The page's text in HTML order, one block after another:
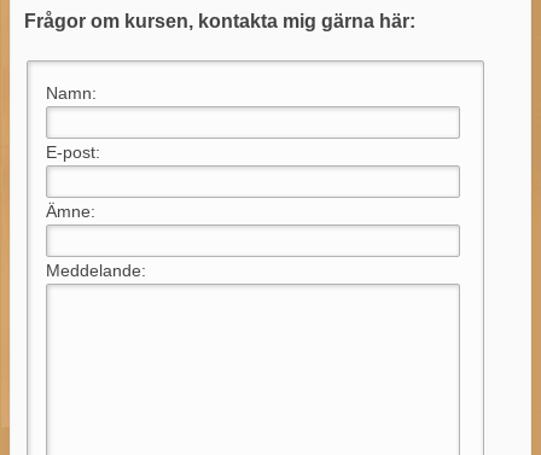
Frågor om kursen, kontakta mig gärna här:
Namn:
E-post:
Ämne:
Meddelande: